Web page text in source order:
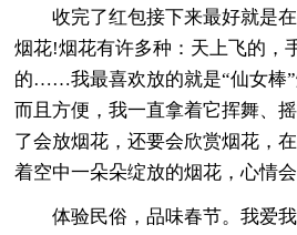
收完了红包接下来最好就是在
烟花!烟花有许多种：天上飞的，
的……我最喜欢放的就是“仙女棒
而且方便，我一直拿着它挥舞、
了会放烟花，还要会欣赏烟花，
着空中一朵朵绽放的烟花，心情
体验民俗，品味春节。我爱